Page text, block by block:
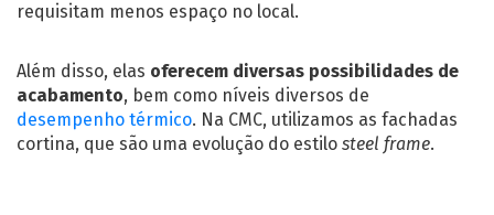
requisitam menos espaço no local.
Além disso, elas oferecem diversas possibilidades de
acabamento, bem como níveis diversos de
desempenho térmico. Na CMC, utilizamos as fachadas
cortina, que são uma evolução do estilo steel frame.